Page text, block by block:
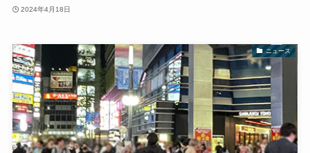
2024年4月18日
ニュース